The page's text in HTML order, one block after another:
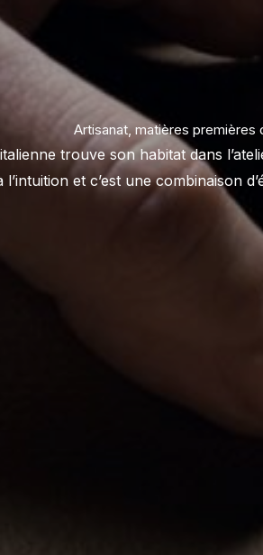
Artisanat, matières premières
trouve son habitat dans
et c’est une combinaison